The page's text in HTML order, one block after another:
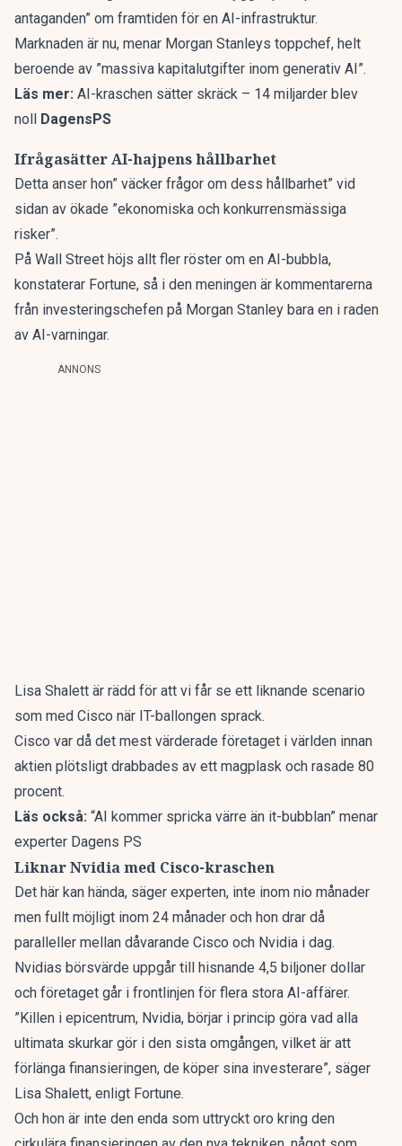
antaganden” om framtiden för en AI-infrastruktur.
Marknaden är nu, menar Morgan Stanleys toppchef, helt
beroende av ”massiva kapitalutgifter inom generativ AI”.
Läs mer: AI-kraschen sätter skräck – 14 miljarder blev
noll DagensPS
Ifrågasätter AI-hajpens hållbarhet
Detta anser hon” väcker frågor om dess hållbarhet” vid
sidan av ökade ”ekonomiska och konkurrensmässiga
risker”.
På Wall Street höjs allt fler röster om en AI-bubbla,
konstaterar Fortune, så i den meningen är kommentarerna
från investeringschefen på Morgan Stanley bara en i raden
av AI-varningar.
ANNONS
Lisa Shalett är rädd för att vi får se ett liknande scenario
som med Cisco när IT-ballongen sprack.
Cisco var då det mest värderade företaget i världen innan
aktien plötsligt drabbades av ett magplask och rasade 80
procent.
Läs också: “AI kommer spricka värre än it-bubblan” menar
experter Dagens PS
Liknar Nvidia med Cisco-kraschen
Det här kan hända, säger experten, inte inom nio månader
men fullt möjligt inom 24 månader och hon drar då
paralleller mellan dåvarande Cisco och Nvidia i dag.
Nvidias börsvärde uppgår till hisnande 4,5 biljoner dollar
och företaget går i frontlinjen för flera stora AI-affärer.
”Killen i epicentrum, Nvidia, börjar i princip göra vad alla
ultimata skurkar gör i den sista omgången, vilket är att
förlänga finansieringen, de köper sina investerare”, säger
Lisa Shalett, enligt Fortune.
Och hon är inte den enda som uttryckt oro kring den